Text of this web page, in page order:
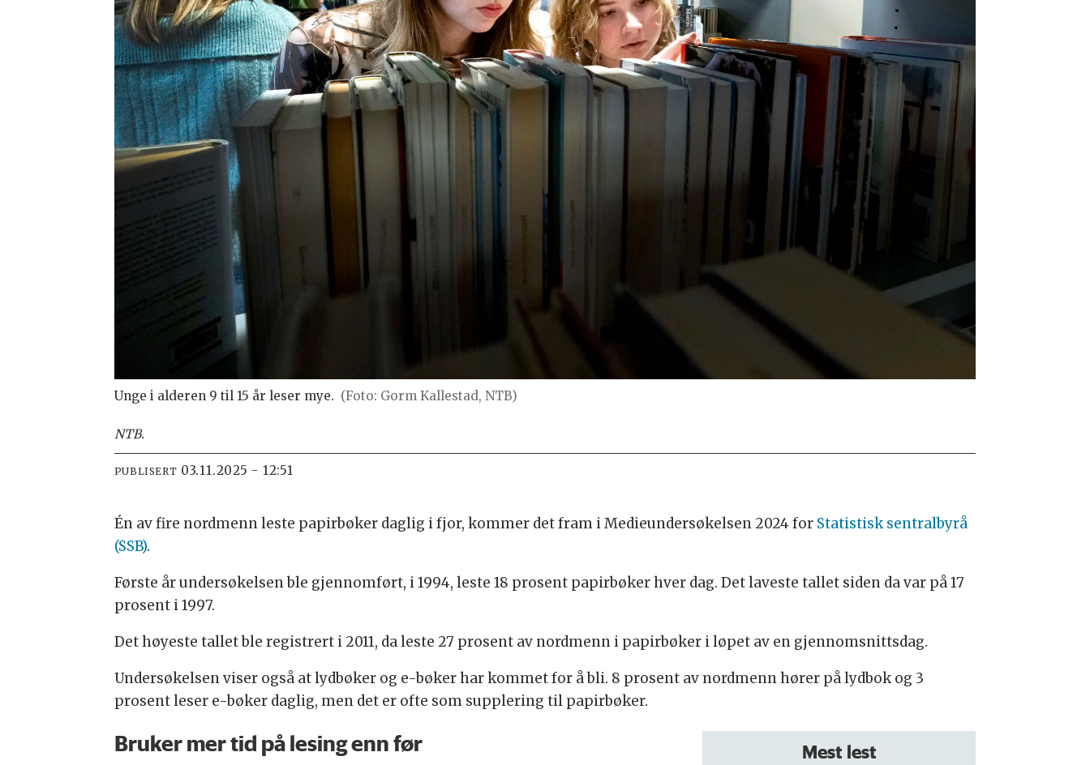
Unge i alderen 9 til 15 år leser mye. (Foto: Gorm Kallestad, NTB)
NTB.
PUBLISERT 03.11.2025 - 12:51
Én av fire nordmenn leste papirbøker daglig i fjor, kommer det fram i Medieundersøkelsen 2024 for Statistisk sentralbyrå
(SSB).
Første år undersøkelsen ble gjennomført, i 1994, leste 18 prosent papirbøker hver dag. Det laveste tallet siden da var på 17
prosent i 1997.
Det høyeste tallet ble registrert i 2011, da leste 27 prosent av nordmenn i papirbøker i løpet av en gjennomsnittsdag.
Undersøkelsen viser også at lydbøker og e-bøker har kommet for å bli. 8 prosent av nordmenn hører på lydbok og 3
prosent leser e-bøker daglig, men det er ofte som supplering til papirbøker.
Mest lest
Bruker mer tid på lesing enn før